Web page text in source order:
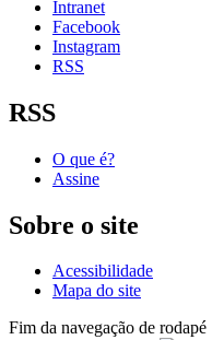
Intranet
Facebook
Instagram
RSS
RSS
O que é?
Assine
Sobre o site
Acessibilidade
Mapa do site
Fim da navegação de rodapé